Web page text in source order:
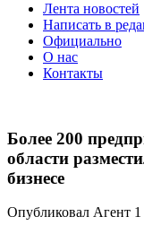
Лента новостей
Написать в
Официально
О нас
Контакты
Более 200
области
бизнесе
Опубликовал Агент